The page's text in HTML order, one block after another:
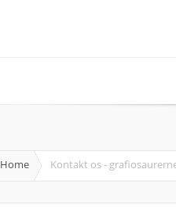
Home Kontakt os -